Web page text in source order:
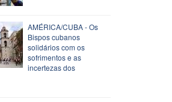
AMÉRICA/CUBA - Os
Bispos cubanos
solidários com os
sofrimentos e as
incertezas dos